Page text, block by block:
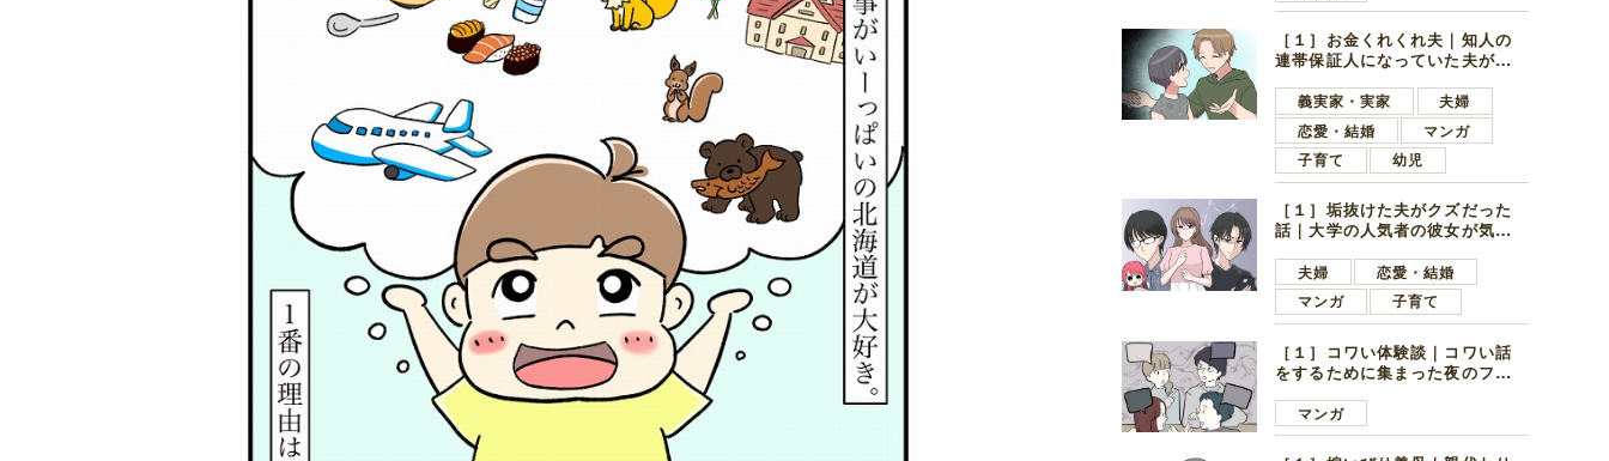
［１］お金くれくれ夫｜知人の
連帯保証人になっていた夫が家
言ってきた
義実家・実家
夫婦
恋愛・結婚
マンガ
子育て
幼児
［１］垢抜けた夫がクズだった
話｜大学の人気者の彼女が気に
子学生
夫婦
恋愛・結婚
マンガ
子育て
［１］コワい体験談｜コワい話
をするために集まった夜のファ
好きの男の子ママ
マンガ